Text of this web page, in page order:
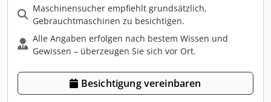
Maschinensucher empfiehlt grundsätzlich,
Gebrauchtmaschinen zu besichtigen.
Alle Angaben erfolgen nach bestem Wissen und
Gewissen – überzeugen Sie sich vor Ort.
Besichtigung vereinbaren